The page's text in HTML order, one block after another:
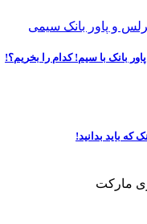
بانک با سیم! کدام را بخریم؟!
مارکت